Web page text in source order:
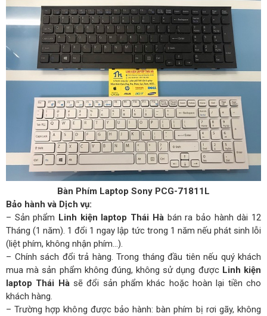
Bàn Phím Laptop Sony PCG-71811L
Bảo hành và Dịch vụ:
– Sản phẩm Linh kiện laptop Thái Hàbán ra bảo hành dài 12
Tháng (1 năm). 1 đổi 1 ngay lập tức trong 1 năm nếu phát sinh lỗi
(liệt phím, không nhận phím…).
– Chính sách đổi trả hàng. Trong tháng đầu tiên nếu quý khách
mua mà sản phẩm không đúng, không sử dụng được Linh kiện
laptop Thái Hàsẽ đổi sản phẩm khác hoặc hoàn lại tiền cho
khách hàng.
– Trường hợp không được bảo hành: bàn phím bị rơi gãy, không